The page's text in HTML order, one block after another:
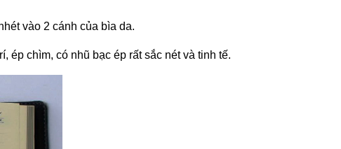
vào 2 cánh của bìa da.
ép chìm, có nhũ bạc ép rất sắc nét và tinh tế.